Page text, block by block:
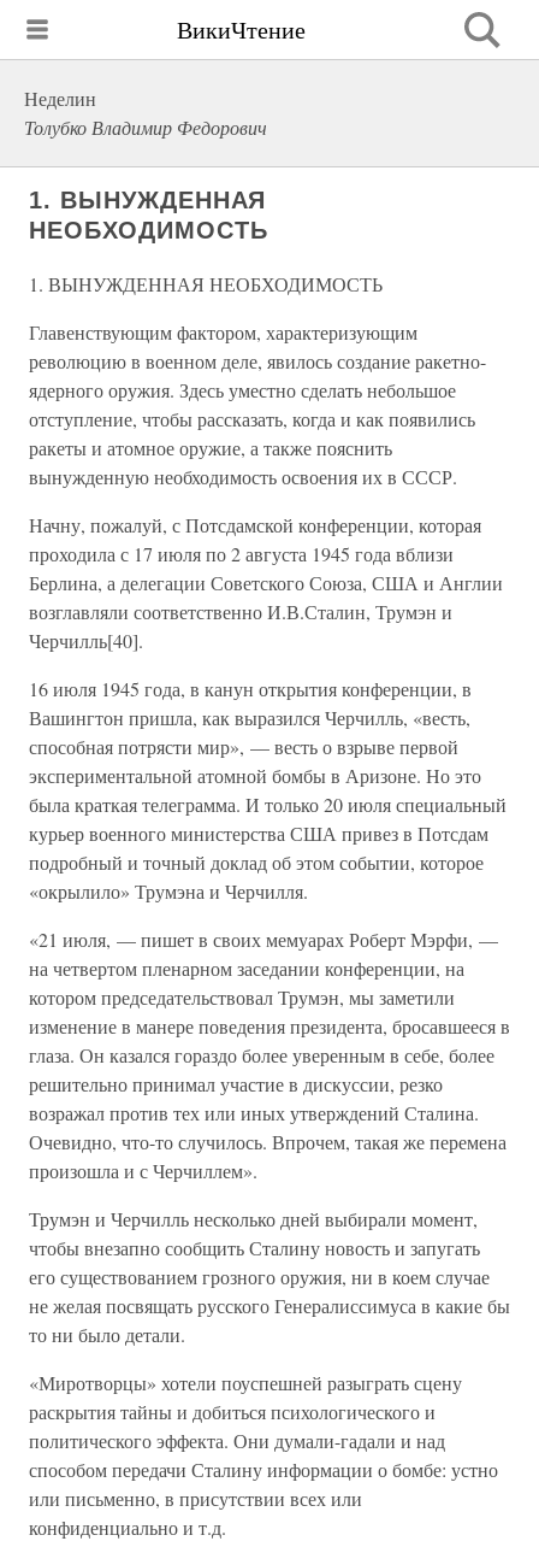
ВикиЧтение
Неделин
Толубко Владимир Федорович
1. ВЫНУЖДЕННАЯ
НЕОБХОДИМОСТЬ
1. ВЫНУЖДЕННАЯ НЕОБХОДИМОСТЬ
Главенствующим фактором, характеризующим
революцию в военном деле, явилось создание ракетно-
ядерного оружия. Здесь уместно сделать небольшое
отступление, чтобы рассказать, когда и как появились
ракеты и атомное оружие, а также пояснить
вынужденную необходимость освоения их в СССР.
Начну, пожалуй, с Потсдамской конференции, которая
проходила с 17 июля по 2 августа 1945 года вблизи
Берлина, а делегации Советского Союза, США и Англии
возглавляли соответственно И.В.Сталин, Трумэн и
Черчилль[40].
16 июля 1945 года, в канун открытия конференции, в
Вашингтон пришла, как выразился Черчилль, «весть,
способная потрясти мир», — весть о взрыве первой
экспериментальной атомной бомбы в Аризоне. Но это
была краткая телеграмма. И только 20 июля специальный
курьер военного министерства США привез в Потсдам
подробный и точный доклад об этом событии, которое
«окрылило» Трумэна и Черчилля.
«21 июля, — пишет в своих мемуарах Роберт Мэрфи, —
на четвертом пленарном заседании конференции, на
котором председательствовал Трумэн, мы заметили
изменение в манере поведения президента, бросавшееся в
глаза. Он казался гораздо более уверенным в себе, более
решительно принимал участие в дискуссии, резко
возражал против тех или иных утверждений Сталина.
Очевидно, что-то случилось. Впрочем, такая же перемена
произошла и с Черчиллем».
Трумэн и Черчилль несколько дней выбирали момент,
чтобы внезапно сообщить Сталину новость и запугать
его существованием грозного оружия, ни в коем случае
не желая посвящать русского Генералиссимуса в какие бы
то ни было детали.
«Миротворцы» хотели поуспешней разыграть сцену
раскрытия тайны и добиться психологического и
политического эффекта. Они думали-гадали и над
способом передачи Сталину информации о бомбе: устно
или письменно, в присутствии всех или
конфиденциально и т.д.